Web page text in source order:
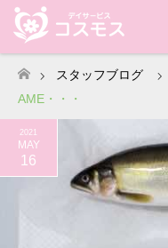
ホーム
スタッフブログ
AME・・・
2021
MAY
16